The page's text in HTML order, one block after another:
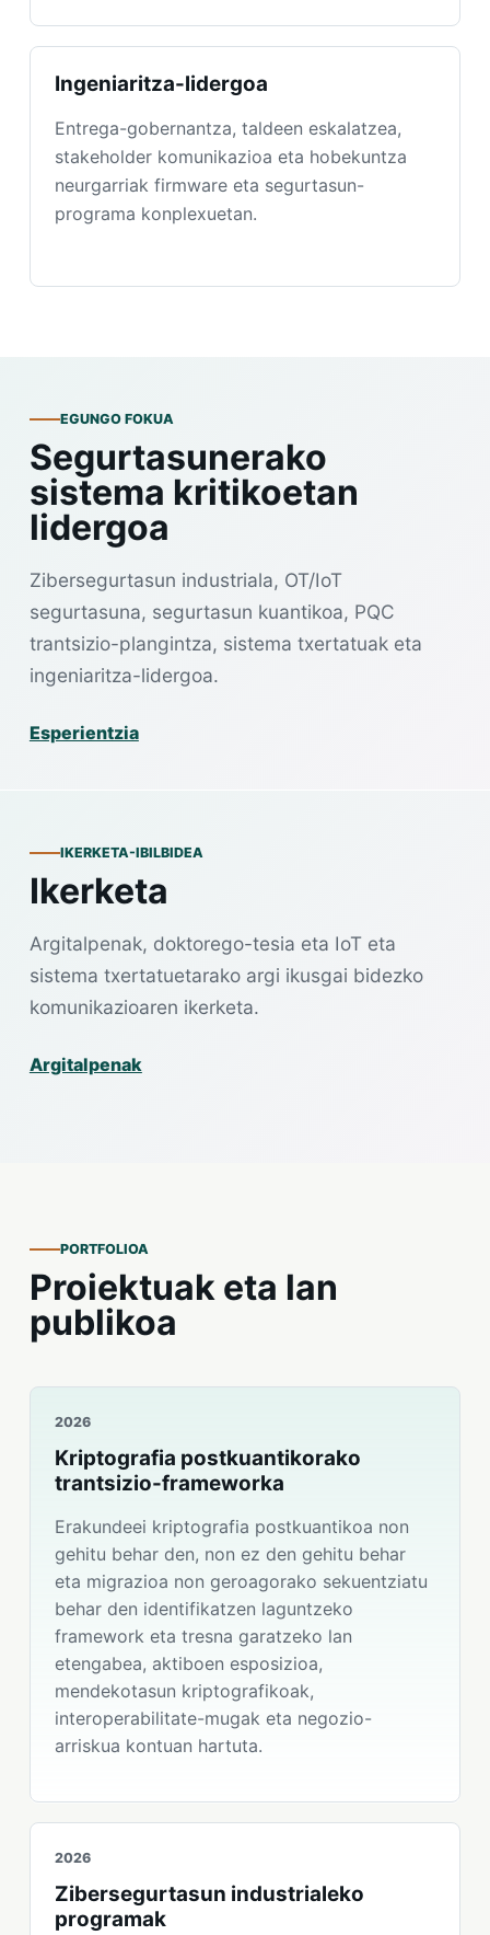
Ingeniaritza-lidergoa
Entrega-gobernantza, taldeen eskalatzea,
stakeholder komunikazioa eta hobekuntza
neurgarriak firmware eta segurtasun-
programa konplexuetan.
EGUNGO FOKUA
Segurtasunerako
sistema kritikoetan
lidergoa
Zibersegurtasun industriala, OT/IoT
segurtasuna, segurtasun kuantikoa, PQC
trantsizio-plangintza, sistema txertatuak eta
ingeniaritza-lidergoa.
Esperientzia
IKERKETA-IBILBIDEA
Ikerketa
Argitalpenak, doktorego-tesia eta IoT eta
sistema txertatuetarako argi ikusgai bidezko
komunikazioaren ikerketa.
Argitalpenak
PORTFOLIOA
Proiektuak eta lan
publikoa
2026
Kriptografia postkuantikorako
trantsizio-frameworka
Erakundeei kriptografia postkuantikoa non
gehitu behar den, non ez den gehitu behar
eta migrazioa non geroagorako sekuentziatu
behar den identifikatzen laguntzeko
framework eta tresna garatzeko lan
etengabea, aktiboen esposizioa,
mendekotasun kriptografikoak,
interoperabilitate-mugak eta negozio-
arriskua kontuan hartuta.
2026
Zibersegurtasun industrialeko
programak